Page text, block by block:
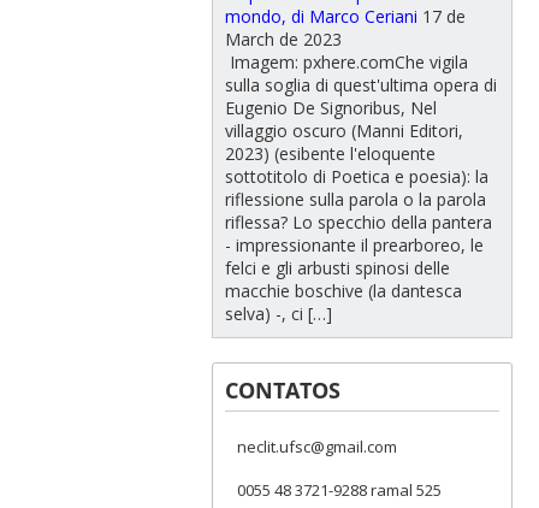
mondo, di Marco Ceriani 17 de
March de 2023
Imagem: pxhere.comChe vigila
sulla soglia di quest'ultima opera di
Eugenio De Signoribus, Nel
villaggio oscuro (Manni Editori,
2023) (esibente l'eloquente
sottotitolo di Poetica e poesia): la
riflessione sulla parola o la parola
riflessa? Lo specchio della pantera
- impressionante il prearboreo, le
felci e gli arbusti spinosi delle
macchie boschive (la dantesca
selva) -, ci […]
CONTATOS
neclit.ufsc@gmail.com
0055 48 3721-9288 ramal 525